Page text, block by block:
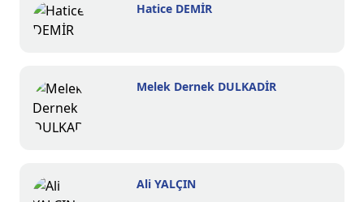
Hatice DEMİR
Melek Dernek DULKADİR
Ali YALÇIN